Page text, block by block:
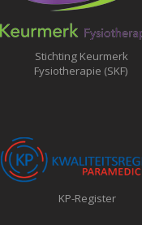
Stichting Keurmerk
Fysiotherapie (SKF)
KP-Register